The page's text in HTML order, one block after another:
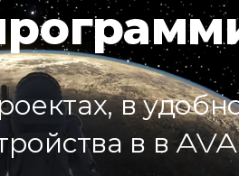
Тест по QA
в
в в